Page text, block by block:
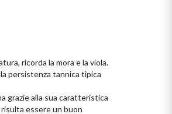
ricorda la mora e la viola.
persistenza tannica tipica
grazie alla sua caratteristica
essere un buon